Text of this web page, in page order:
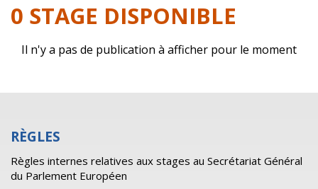
0 STAGE DISPONIBLE
Il n'y a pas de publication à afficher pour le moment
RÈGLES
Règles internes relatives aux stages au Secrétariat Général
du Parlement Européen